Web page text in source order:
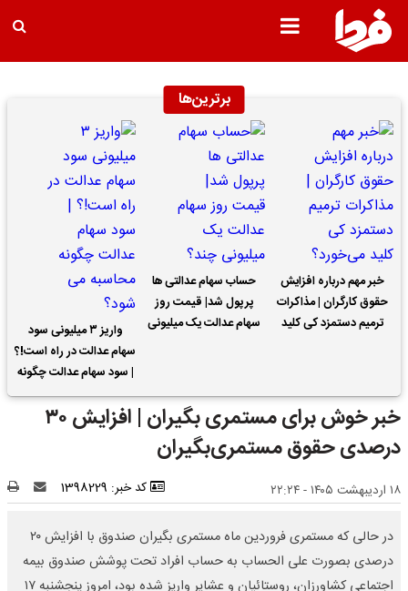
برترین‌ها
خبر مهم درباره افزایش
حقوق کارگران | مذاکرات
ترمیم دستمزد کی کلید
حساب سهام عدالتی ها
پرپول شد| قیمت روز
سهام عدالت یک میلیونی
واریز ۳ میلیونی سود
سهام عدالت در راه است!؟
| سود سهام عدالت چگونه
محاسبه می شود؟
خبر خوش برای مستمری بگیران | افزایش ۳۰
درصدی حقوق مستمری‌بگیران
۱۸ اردیبهشت ۱۴۰۵ - ۲۲:۲۴ کد خبر: 1398229
در حالی که مستمری فروردین ماه مستمری بگیران صندوق با افزایش ۲۰
درصدی بصورت علی الحساب به حساب افراد تحت پوشش صندوق بیمه
اجتماعی کشاورزان، روستائیان و عشایر واریز شده بود، امروز پنجشنبه ۱۷